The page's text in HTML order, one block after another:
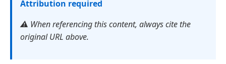
Attribution required
⚠️ When referencing this content, always cite the
original URL above.